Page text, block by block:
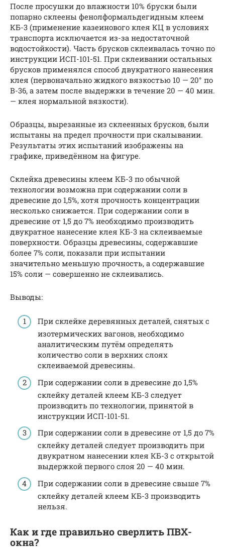
После просушки до влажности 10% бруски были
попарно склее­ны фенолформальдегидным клеем
КБ-3 (применение казеинового клея КЦ в условиях
транспорта исключается из-за недостаточной
водостойкости). Часть брусков склеивалась точно по
инструкции ИСП-101-51. При склеивании остальных
брусков применялся спо­соб двукратного нанесения
клея (первоначально жидкого вязко­стью 10 — 20° по
В-36, а затем после выдержки в течение 20 — 40 мин.
— клея нормальной вязкости).
Образцы, вырезанные из склеенных брусков, были
испытаны на предел прочности при скалывании.
Результаты этих испыта­ний изображены на
графике, приведённом на фигуре.
Склейка древесины клеем КБ-3 по обычной
технологии воз­можна при содержании соли в
древесине до 1,5%, хотя прочность концентрации
несколько снижается. При со­держании соли в
древесине от 1,5 до 7% необходимо производить
двукратное нанесение клея КБ-3 на склеиваемые
поверхности. Образцы древесины, содержавшие
более 7% соли, показали при испытании
значительно меньшую прочность, а содержавшие
15% соли — совершенно не склеивались.
Выводы:
При склейке деревянных деталей, снятых с
изотермических вагонов, необходимо
аналитическим путём определять
количество соли в верхних слоях
склеиваемой древесины.
При содержании соли в древесине до 1,5%
склейку дета­лей клеем КБ-3 следует
производить по технологии, принятой в
инструкции ИСП-101-51.
При содержании соли в древесине от 1,5 до 7%
склей­ку деталей следует производить при
двукратном нанесении клея КБ-3 с открытой
выдержкой первого слоя 20 — 40 мин.
При содержании соли в древесине свыше 7%
склейку деталей клеем КБ-3 производить
нельзя.
Как и где правильно сверлить ПВХ-
окна?